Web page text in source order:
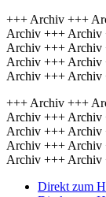
+++ Archiv +++
Archiv +++
Archiv +++
Archiv +++
Archiv +++
+++ Archiv +++
Archiv +++
Archiv +++
Archiv +++
Archiv +++
Direkt zum